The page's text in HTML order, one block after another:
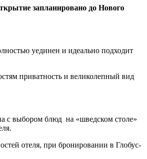
запланировано до Нового
уединен и идеально подходит
приватность и великолепный вид
с выбором блюд на «шведском столе»
отеля, при бронировании в Глобус-